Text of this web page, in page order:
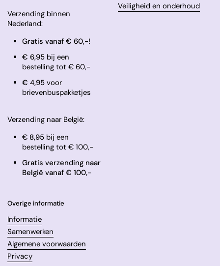
Verzending binnen
Nederland:
Gratis vanaf € 60,-!
€ 6,95 bij een
bestelling tot € 60,-
​€ 4,95 voor
brievenbuspakketjes
Verzending naar België:
€ 8,95bij een
bestelling tot € 100,-
Gratis verzending naar
België vanaf € 100,-
Veiligheid en onderhoud
Overige informatie
Informatie
Samenwerken
Algemene voorwaarden
Privacy